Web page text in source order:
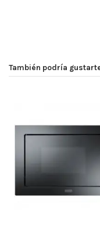
Descargar (226.33k)
También podría